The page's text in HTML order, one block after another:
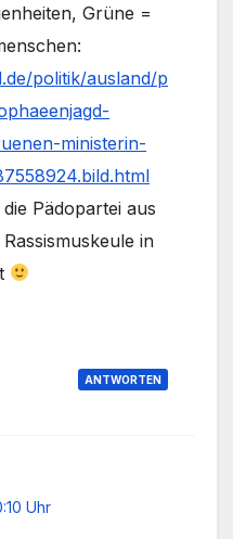
Grüne =
politik/ausland/p
ministerin-
Pädopartei aus
in
ANTWORTEN
Uhr